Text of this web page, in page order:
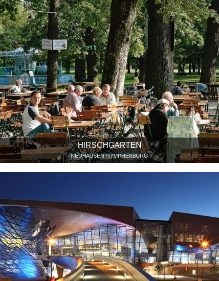
HIRSCHGARTEN
NEUHAUSEN-NYMPHENBURG